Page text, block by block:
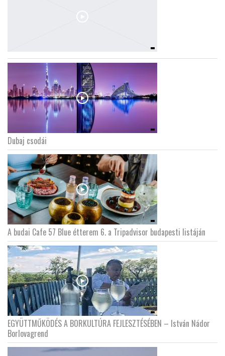
Dubaj csodái
A budai Cafe 57 Blue étterem 6. a Tripadvisor budapesti listáján
EGYÜTTMŰKÖDÉS A BORKULTÚRA FEJLESZTÉSÉBEN – István Nádor
Borlovagrend